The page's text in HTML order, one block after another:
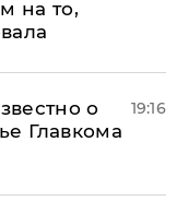
на то,
о
Главкома
19:16